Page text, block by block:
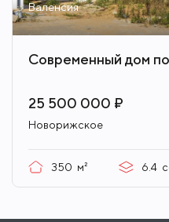
Валенсия
Современный дом
25 500 000 ₽
Новорижское
350 м² 6.4